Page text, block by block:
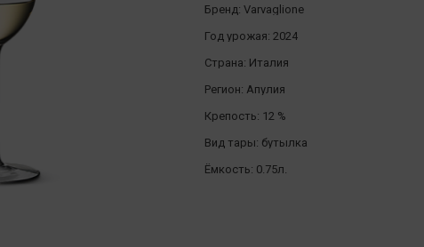
Бренд: Varvaglione
Год урожая: 2024
Страна: Италия
Регион: Апулия
Крепость: 12 %
Вид тары: бутылка
Ёмкость: 0.75л.